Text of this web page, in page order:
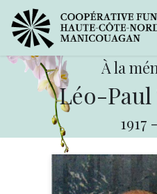
À la
Léo-
1917 -